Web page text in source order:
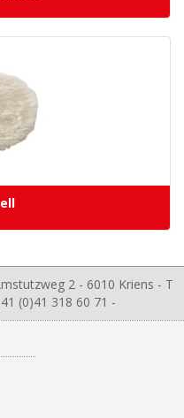
2 - 6010 Kriens - T
(0)41 318 60 71 -